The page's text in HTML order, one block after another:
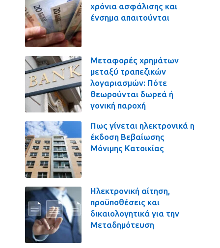
χρόνια ασφάλισης και
ένσημα απαιτούνται
Μεταφορές χρημάτων
μεταξύ τραπεζικών
λογαριασμών: Πότε
θεωρούνται δωρεά ή
γονική παροχή
Πως γίνεται ηλεκτρονικά η
έκδοση Βεβαίωσης
Μόνιμης Κατοικίας
Ηλεκτρονική αίτηση,
προϋποθέσεις και
δικαιολογητικά για την
Μεταδημότευση